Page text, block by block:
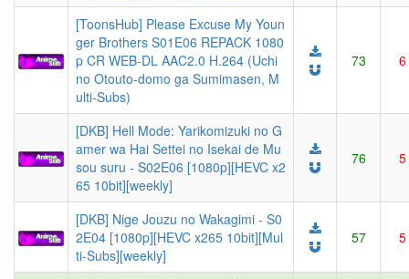
[ToonsHub] Please Excuse My Youn
ger Brothers S01E06 REPACK 1080
p CR WEB-DL AAC2.0 H.264 (Uchi
no Otouto-domo ga Sumimasen, M
ulti-Subs)
73 6
[DKB] Hell Mode: Yarikomizuki no G
amer wa Hai Settei no Isekai de Mu
sou suru - S02E06 [1080p][HEVC x2
65 10bit][weekly]
76 5
[DKB] Nige Jouzu no Wakagimi - S0
2E04 [1080p][HEVC x265 10bit][Mul
ti-Subs][weekly]
57 5